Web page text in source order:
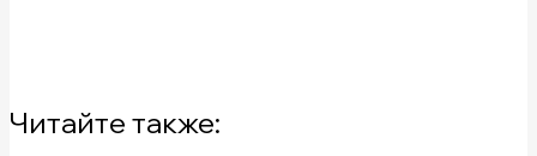
Читайте также: